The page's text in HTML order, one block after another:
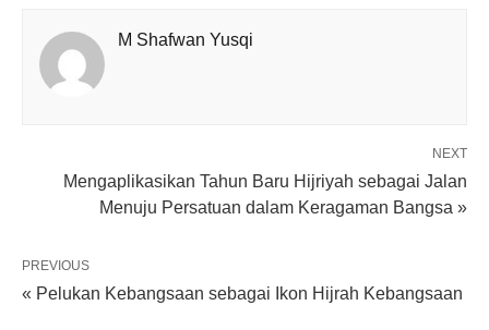
M Shafwan Yusqi
NEXT
Mengaplikasikan Tahun Baru Hijriyah sebagai Jalan
Menuju Persatuan dalam Keragaman Bangsa »
PREVIOUS
« Pelukan Kebangsaan sebagai Ikon Hijrah Kebangsaan